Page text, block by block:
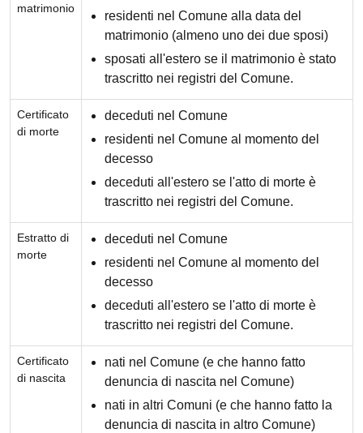
matrimonio
residenti nel Comune alla data del
matrimonio (almeno uno dei due sposi)
sposati all'estero se il matrimonio è stato
trascritto nei registri del Comune.
Certificato
di morte
deceduti nel Comune
residenti nel Comune al momento del
decesso
deceduti all'estero se l'atto di morte è
trascritto nei registri del Comune.
Estratto di
morte
deceduti nel Comune
residenti nel Comune al momento del
decesso
deceduti all'estero se l'atto di morte è
trascritto nei registri del Comune.
Certificato
di nascita
nati nel Comune (e che hanno fatto
denuncia di nascita nel Comune)
nati in altri Comuni (e che hanno fatto la
denuncia di nascita in altro Comune)